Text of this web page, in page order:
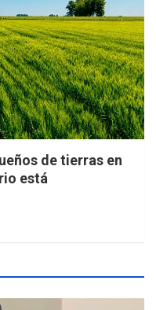
de tierras en
está